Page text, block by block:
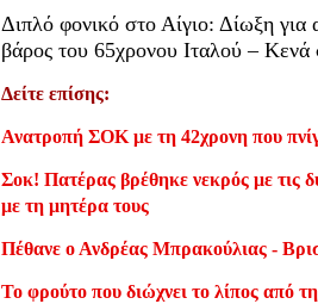
Διπλό φονικό στο Αίγιο: Δίωξη
βάρος του 65χρονου Ιταλού – Κενά
Δείτε επίσης:
Ανατροπή ΣΟΚ με τη 42χρονη που
Σοκ! Πατέρας βρέθηκε νεκρός με τις
με τη μητέρα τους
Πέθανε ο Ανδρέας Μπρακούλιας -
Το φρούτο που διώχνει το λίπος από